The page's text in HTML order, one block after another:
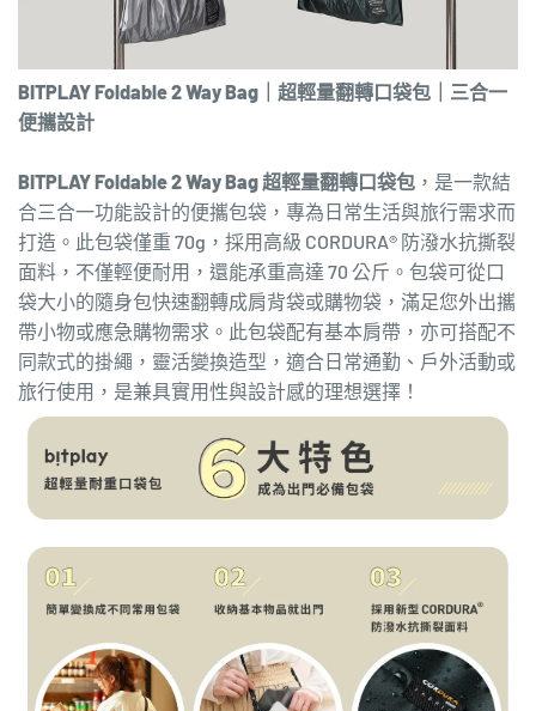
BITPLAY Foldable 2 Way Bag｜超輕量翻轉口袋包｜三合一
便攜設計
BITPLAY Foldable 2 Way Bag 超輕量翻轉口袋包 ，是一款結
合三合一功能設計的便攜包袋，專為日常生活與旅行需求而
打造。此包袋僅重 70g，採用高級 CORDURA® 防潑水抗撕裂
面料，不僅輕便耐用，還能承重高達 70 公斤。包袋可從口
袋大小的隨身包快速翻轉成肩背袋或購物袋，滿足您外出攜
帶小物或應急購物需求。此包袋配有基本肩帶，亦可搭配不
同款式的掛繩，靈活變換造型，適合日常通勤、戶外活動或
旅行使用，是兼具實用性與設計感的理想選擇！